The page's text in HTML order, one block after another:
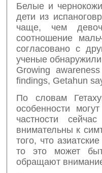
Белые и
дети из
чаще, чем
соотношение
согласовано с
ученые
Growing
findings, Getahun
По словам
особенности
частности
внимательны к
того, что
то это может
обращают